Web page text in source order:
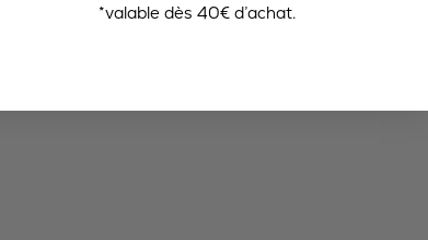
*valable dès 40€ d’achat.